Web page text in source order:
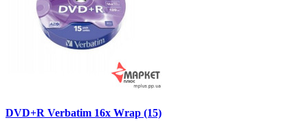
DVD+R Verbatim 16x Wrap (15)